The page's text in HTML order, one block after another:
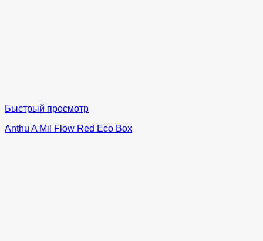
Быстрый просмотр
Anthu A Mil Flow Red Eco Box